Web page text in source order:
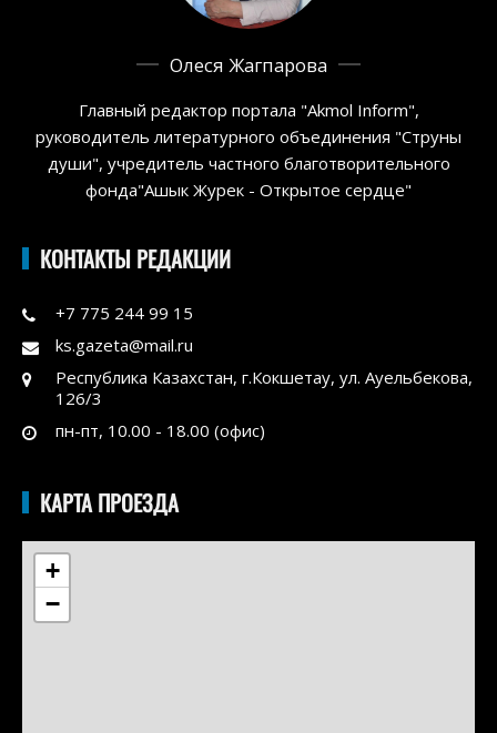
Олеся Жагпарова
Главный редактор портала "Akmol Inform",
руководитель литературного объединения "Струны
души", учредитель частного благотворительного
фонда"Ашык Журек - Открытое сердце"
КОНТАКТЫ РЕДАКЦИИ
+7 775 244 99 15
ks.gazeta@mail.ru
Республика Казахстан, г.Кокшетау, ул. Ауельбекова,
126/3
пн-пт, 10.00 - 18.00 (офис)
КАРТА ПРОЕЗДА
+
−